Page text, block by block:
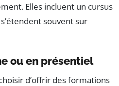
Elles incluent un cursus
souvent sur
ou en présentiel
d’offrir des formations